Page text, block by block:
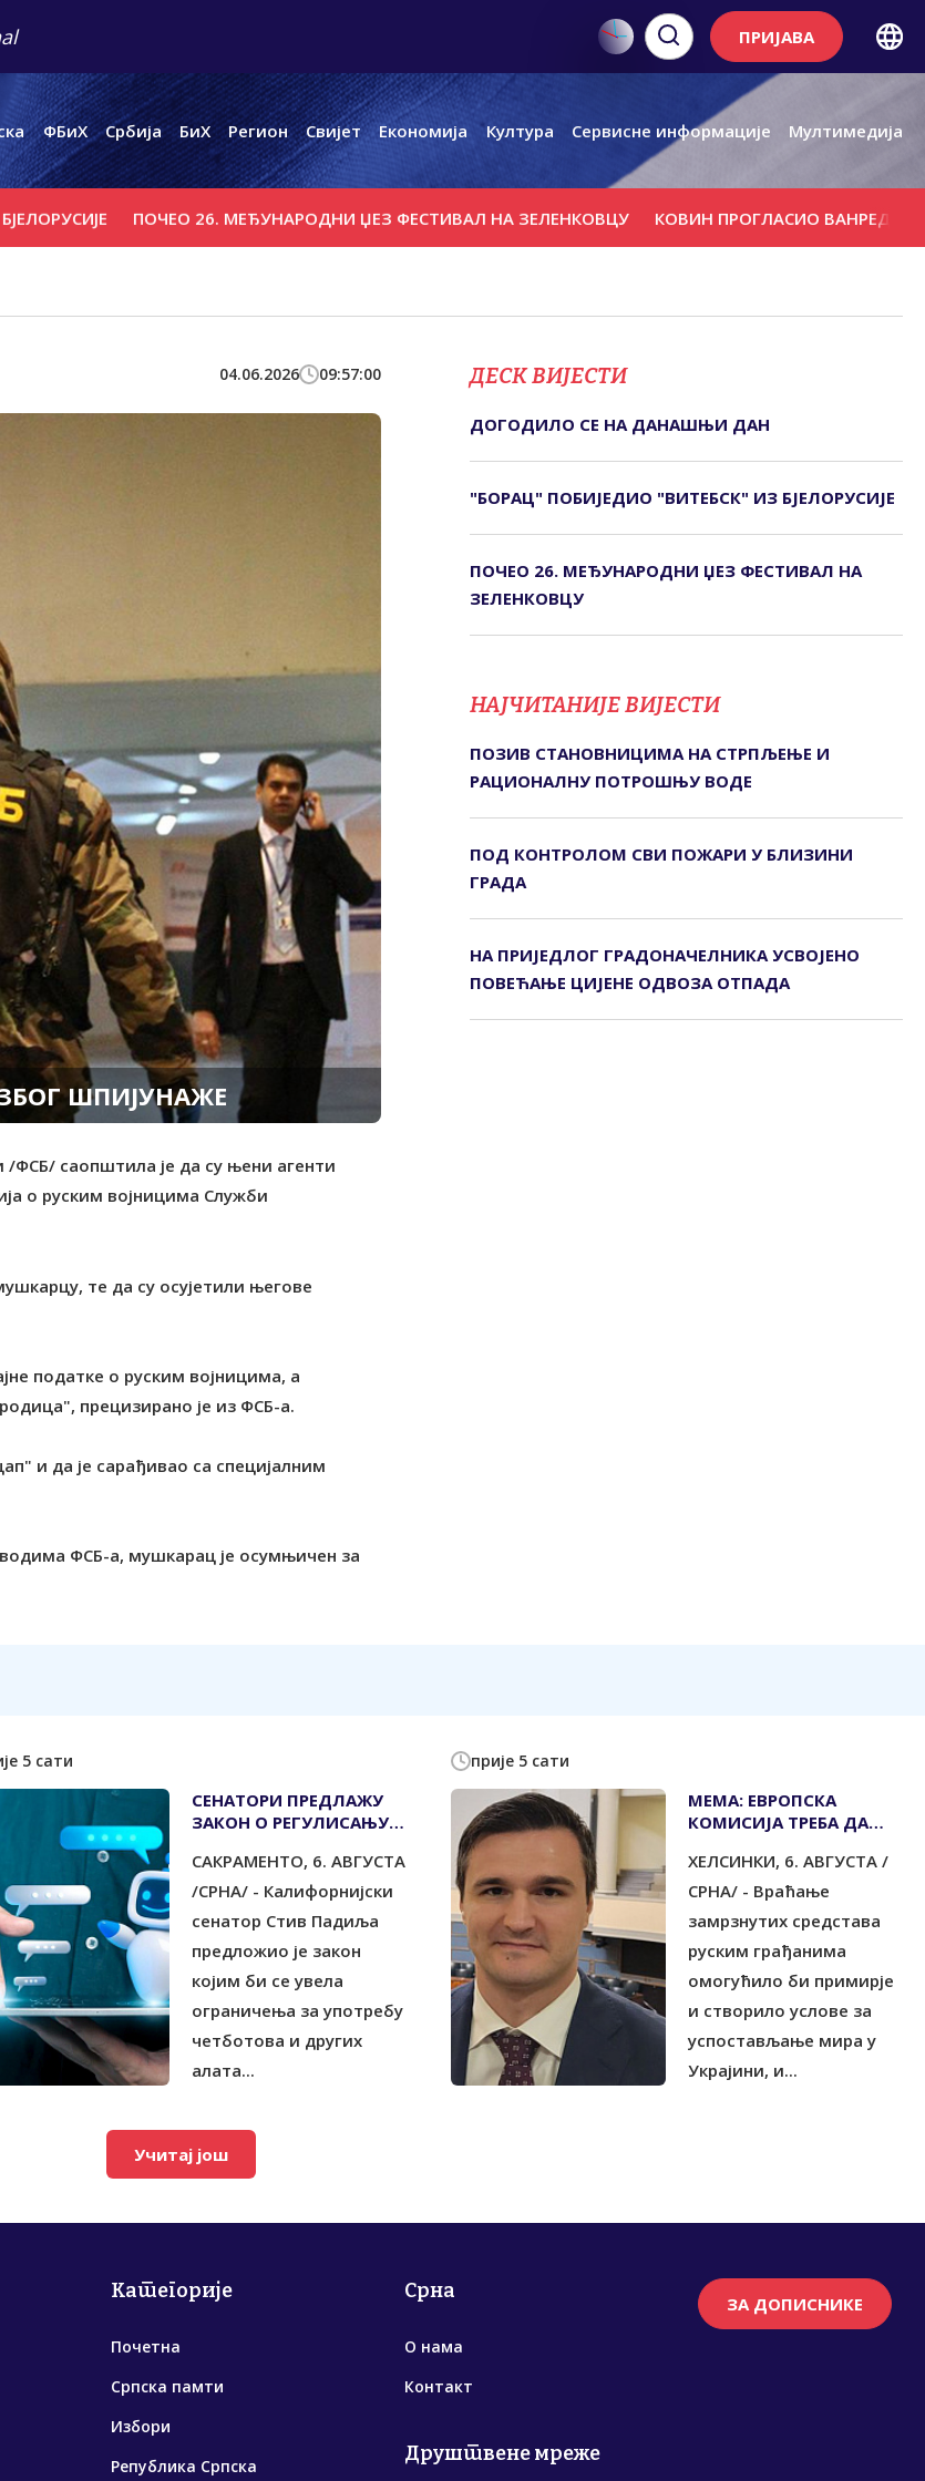
ПРИЈАВА
ФБиХ Србија БиХ Регион Свијет Економија Култура Сервисне информације Мултимедија
ПОЧЕО 26. МЕЂУНАРОДНИ ЏЕЗ ФЕСТИВАЛ НА ЗЕЛЕНКОВЦУ КОВИН ПРОГЛАСИО ВАНРЕДНО СТАЊЕ
04.06.2026 09:57:00
ШПИЈУНАЖЕ
ФСБ/ саопштила је да су њени агенти
о руским војницима Служби
те да су осујетили његове
податке о руским војницима, а
прецизирано је из ФСБ-а.
и да је сарађивао са специјалним
ФСБ-а, мушкарац је осумњичен за
ДЕСК ВИЈЕСТИ
ДОГОДИЛО СЕ НА ДАНАШЊИ ДАН
"БОРАЦ" ПОБИЈЕДИО "ВИТЕБСК" ИЗ БЈЕЛОРУСИЈЕ
ПОЧЕО 26. МЕЂУНАРОДНИ ЏЕЗ ФЕСТИВАЛ НА
ЗЕЛЕНКОВЦУ
НАЈЧИТАНИЈЕ ВИЈЕСТИ
ПОЗИВ СTАНОВНИЦИМА НА СTРПЉЕЊЕ И
РАЦИОНАЛНУ ПОTРОШЊУ ВОДЕ
ПОД КОНТРОЛОМ СВИ ПОЖАРИ У БЛИЗИНИ
ГРАДА
НА ПРИЈЕДЛОГ ГРАДОНАЧЕЛНИКА УСВОЈЕНО
ПОВЕЋАЊЕ ЦИЈЕНЕ ОДВОЗА ОТПАДА
5 сати
СЕНАТОРИ ПРЕДЛАЖУ
ЗАКОН О РЕГУЛИСАЊУ
ИНТЕЛИГЕНЦИЈЕ У
ПСИХОТЕРАПИЈИ
САКРАМЕНТО, 6. АВГУСТА
/СРНА/ - Калифорнијски
сенатор Стив Падиља
предложио је закон
којим би се увела
ограничења за употребу
четботова и других
алата...
прије 5 сати
МЕМА: ЕВРОПСКА
КОМИСИЈА ТРЕБА ДА
ЗАМРЗНУТУ ИМОВИНУ
ХЕЛСИНКИ, 6. АВГУСТА /
СРНА/ - Враћање
замрзнутих средстава
руским грађанима
омогућило би примирје
и створило услове за
успостављање мира у
Украјини, и...
Учитај још
Категорије
Почетна
Српска памти
Избори
Република Српска
Срна
О нама
Контакт
Друштвене мреже
ЗА ДОПИСНИКЕ